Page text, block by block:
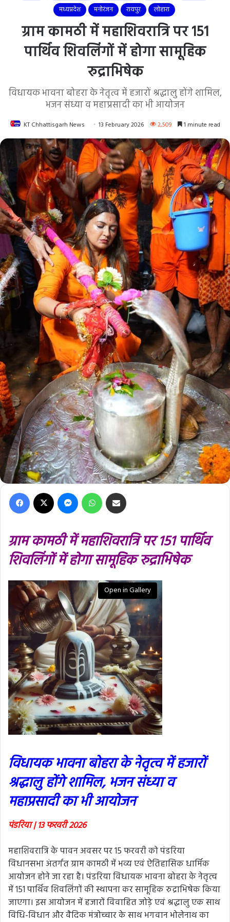
मध्यप्रदेश
मनोरंजन रायपुर लोहारा
ग्राम कामठी में महाशिवरात्रि पर 151
पार्थिव शिवलिंगों में होगा सामूहिक
रुद्राभिषेक
विधायक भावना बोहरा के नेतृत्व में हजारों श्रद्धालु होंगे शामिल,
भजन संध्या व महाप्रसादी का भी आयोजन
KT Chhattisgarh News 13 February 2026 2,509 1 minute read
Facebook Messenger WhatsApp
ग्राम कामठी में महाशिवरात्रि पर 151 पार्थिव
शिवलिंगों में होगा सामूहिक रुद्राभिषेक
Open in Gallery
विधायक भावना बोहरा के नेतृत्व में हजारों
श्रद्धालु होंगे शामिल, भजन संध्या व
महाप्रसादी का भी आयोजन
पंडरिया | 13 फरवरी 2026
महाशिवरात्रि के पावन अवसर पर 15 फरवरी को पंडरिया
विधानसभा अंतर्गत ग्राम कामठी में भव्य एवं ऐतिहासिक धार्मिक
आयोजन होने जा रहा है। पंडरिया विधायक भावना बोहरा के नेतृत्व
में 151 पार्थिव शिवलिंगों की स्थापना कर सामूहिक रुद्राभिषेक किया
जाएगा। इस आयोजन में हजारों विवाहित जोड़े एवं श्रद्धालु एक साथ
विधि-विधान और वैदिक मंत्रोच्चार के साथ भगवान भोलेनाथ का